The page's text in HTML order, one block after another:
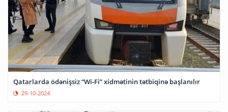
Qatarlarda ödənişsiz “Wi-Fi” xidmətinin tətbiqinə başlanılır
29-10-2024